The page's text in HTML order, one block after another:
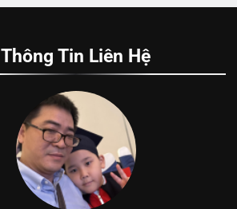
Thông Tin Liên Hệ